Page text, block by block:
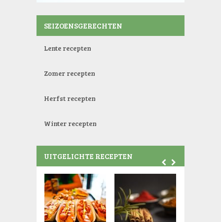
SEIZOENSGERECHTEN
Lente recepten
Zomer recepten
Herfst recepten
Winter recepten
UITGELICHTE RECEPTEN